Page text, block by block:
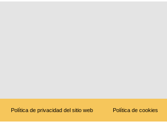
Política de privacidad del sitio web Política de cookies